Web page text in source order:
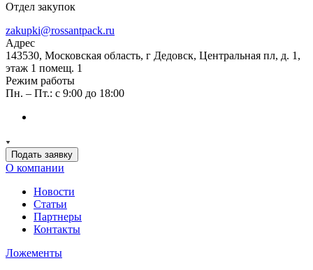
Отдел закупок
zakupki@rossantpack.ru
Адрес
143530, Московская область, г Дедовск, Центральная пл, д. 1,
этаж 1 помещ. 1
Режим работы
Пн. – Пт.: с 9:00 до 18:00
Подать заявку
О компании
Новости
Статьи
Партнеры
Контакты
Ложементы